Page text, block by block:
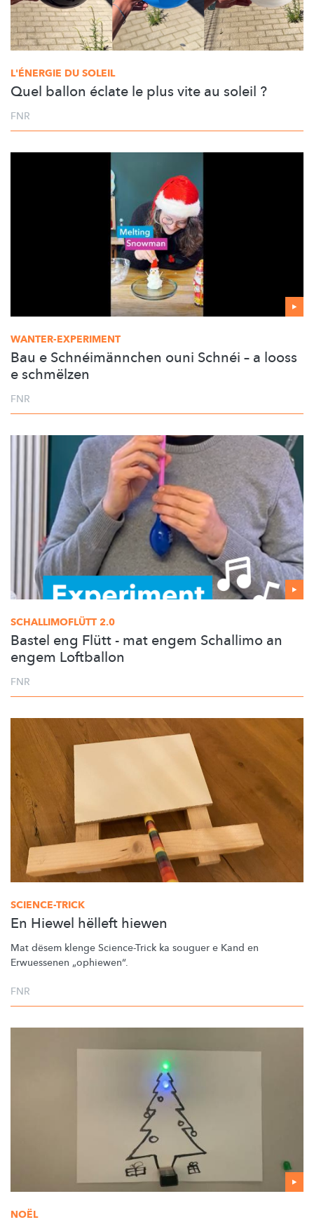
L'ÉNERGIE DU SOLEIL
Quel ballon éclate le plus vite au soleil ?
FNR
WANTER-EXPERIMENT
Bau e Schnéimännchen ouni Schnéi – a looss
e schmëlzen
FNR
SCHALLIMOFLÜTT 2.0
Bastel eng Flütt - mat engem Schallimo an
engem Loftballon
FNR
SCIENCE-TRICK
En Hiewel hëlleft hiewen
Mat dësem klenge Science-Trick ka souguer e Kand en
Erwuessenen „ophiewen“.
FNR
NOËL